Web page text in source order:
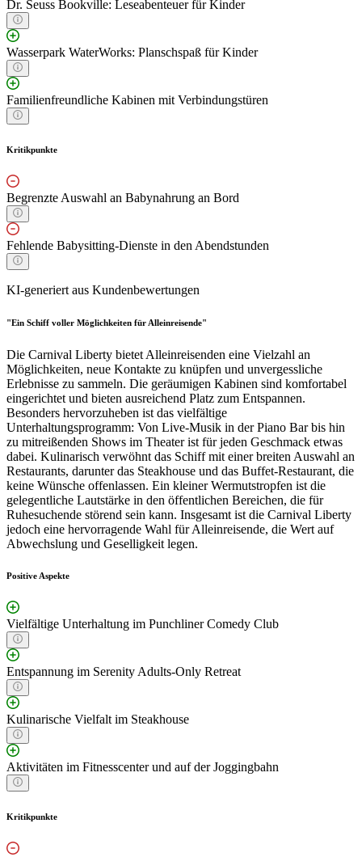
Dr. Seuss Bookville: Leseabenteuer für Kinder
Wasserpark WaterWorks: Planschspaß für Kinder
Familienfreundliche Kabinen mit Verbindungstüren
Kritikpunkte
Begrenzte Auswahl an Babynahrung an Bord
Fehlende Babysitting-Dienste in den Abendstunden
KI-generiert aus Kundenbewertungen
"Ein Schiff voller Möglichkeiten für Alleinreisende"
Die Carnival Liberty bietet Alleinreisenden eine Vielzahl an
Möglichkeiten, neue Kontakte zu knüpfen und unvergessliche
Erlebnisse zu sammeln. Die geräumigen Kabinen sind komfortabel
eingerichtet und bieten ausreichend Platz zum Entspannen.
Besonders hervorzuheben ist das vielfältige
Unterhaltungsprogramm: Von Live-Musik in der Piano Bar bis hin
zu mitreißenden Shows im Theater ist für jeden Geschmack etwas
dabei. Kulinarisch verwöhnt das Schiff mit einer breiten Auswahl an
Restaurants, darunter das Steakhouse und das Buffet-Restaurant, die
keine Wünsche offenlassen. Ein kleiner Wermutstropfen ist die
gelegentliche Lautstärke in den öffentlichen Bereichen, die für
Ruhesuchende störend sein kann. Insgesamt ist die Carnival Liberty
jedoch eine hervorragende Wahl für Alleinreisende, die Wert auf
Abwechslung und Geselligkeit legen.
Positive Aspekte
Vielfältige Unterhaltung im Punchliner Comedy Club
Entspannung im Serenity Adults-Only Retreat
Kulinarische Vielfalt im Steakhouse
Aktivitäten im Fitnesscenter und auf der Joggingbahn
Kritikpunkte